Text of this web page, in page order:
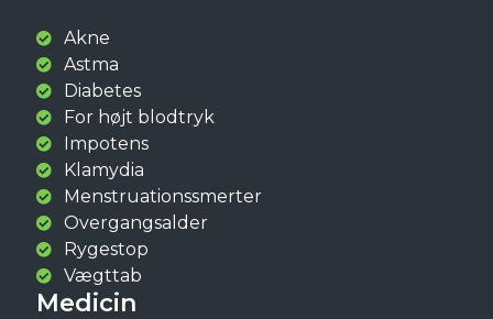
Akne
Astma
Diabetes
For højt blodtryk
Impotens
Klamydia
Menstruationssmerter
Overgangsalder
Rygestop
Vægttab
Medicin